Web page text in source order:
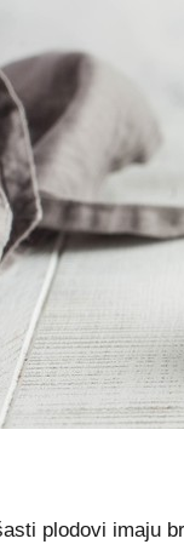
plodovi imaju